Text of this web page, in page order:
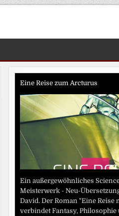
Eine Reise zum Arcturus
Ein außergewöhnliches
Meisterwerk - Neu-
David. Der Roman "Eine Reise
verbindet Fantasy, Philosophie